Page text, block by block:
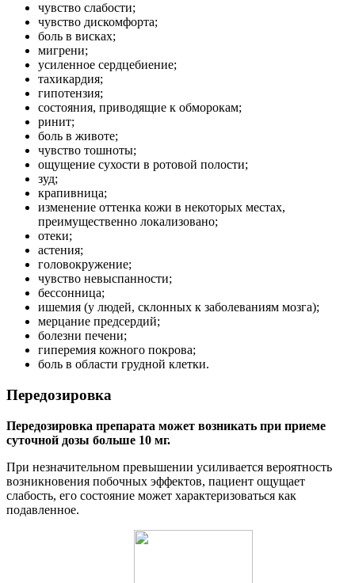
чувство слабости;
чувство дискомфорта;
боль в висках;
мигрени;
усиленное сердцебиение;
тахикардия;
гипотензия;
состояния, приводящие к обморокам;
ринит;
боль в животе;
чувство тошноты;
ощущение сухости в ротовой полости;
зуд;
крапивница;
изменение оттенка кожи в некоторых местах,
преимущественно локализовано;
отеки;
астения;
головокружение;
чувство невыспанности;
бессонница;
ишемия (у людей, склонных к заболеваниям мозга);
мерцание предсердий;
болезни печени;
гиперемия кожного покрова;
боль в области грудной клетки.
Передозировка
Передозировка препарата может возникать при приеме
суточной дозы больше 10 мг.
При незначительном превышении усиливается вероятность
возникновения побочных эффектов, пациент ощущает
слабость, его состояние может характеризоваться как
подавленное.